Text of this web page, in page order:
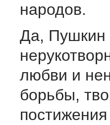
народов.
Да, Пушкин
любви и
борьбы,